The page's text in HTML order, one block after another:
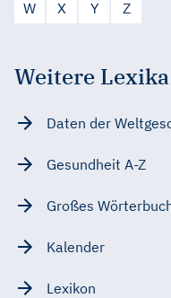
W
X Y Z
Weitere Lexika
Daten der
Gesundheit A-Z
Großes
Kalender
Lexikon